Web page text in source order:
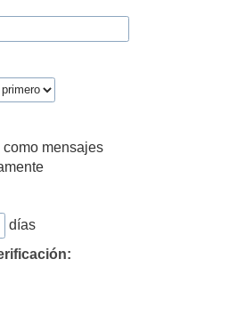
como mensajes
días